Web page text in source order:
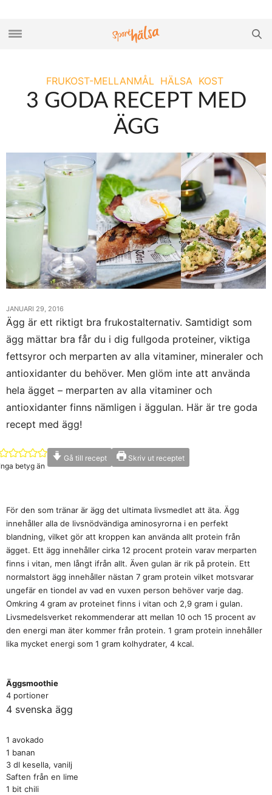
FRUKOST-MELLANMÅL HÄLSA KOST
3 GODA RECEPT MED
ÄGG
JANUARI 29, 2016
Ägg är ett riktigt bra frukostalternativ. Samtidigt som
ägg mättar bra får du i dig fullgoda proteiner, viktiga
fettsyror och merparten av alla vitaminer, mineraler och
antioxidanter du behöver. Men glöm inte att använda
hela ägget – merparten av alla vitaminer och
antioxidanter finns nämligen i äggulan. Här är tre goda
recept med ägg!
betyg än
Gå till recept Skriv ut receptet
För den som tränar är ägg det ultimata livsmedlet att äta. Ägg
innehåller alla de livsnödvändiga aminosyrorna i en perfekt
blandning, vilket gör att kroppen kan använda allt protein från
ägget. Ett ägg innehåller cirka 12 procent protein varav merparten
finns i vitan, men långt ifrån allt. Även gulan är rik på protein. Ett
normalstort ägg innehåller nästan 7 gram protein vilket motsvarar
ungefär en tiondel av vad en vuxen person behöver varje dag.
Omkring 4 gram av proteinet finns i vitan och 2,9 gram i gulan.
Livsmedelsverket rekommenderar att mellan 10 och 15 procent av
den energi man äter kommer från protein. 1 gram protein innehåller
lika mycket energi som 1 gram kolhydrater, 4 kcal.
Äggsmoothie
4 portioner
4 svenska ägg
1 avokado
1 banan
3 dl kesella, vanilj
Saften från en lime
1 bit chili